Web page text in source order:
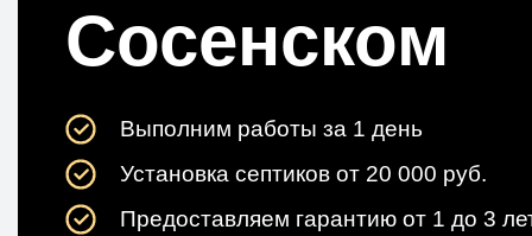
Сосенском
Выполним работы за 1 день
Установка септиков от 20 000 руб.
Предоставляем гарантию от 1 до 3